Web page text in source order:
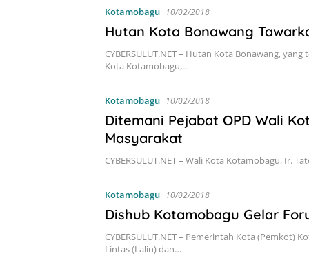
Kotamobagu 10/02/2018
Hutan Kota Bonawang
CYBERSULUT.NET – Hutan Kota Bonawang,
Kota Kotamobagu,…
Kotamobagu 10/02/2018
Ditemani Pejabat OPD Wali
Masyarakat
CYBERSULUT.NET – Wali Kota Kotamobagu, Ir.
Kotamobagu 10/02/2018
Dishub Kotamobagu Gelar
CYBERSULUT.NET – Pemerintah Kota (Pemkot)
Lintas (Lalin) dan…